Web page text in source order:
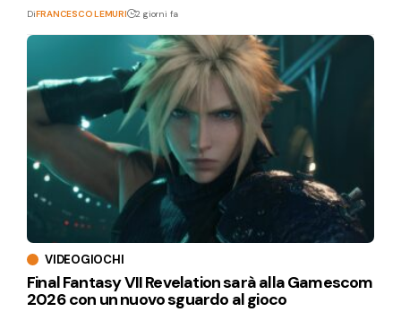
DiFRANCESCO LEMURI 2 giorni fa
VIDEOGIOCHI
Final Fantasy VII Revelation sarà alla Gamescom
2026 con un nuovo sguardo al gioco